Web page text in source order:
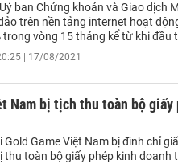
ban Chứng khoán và Giao dịch
trên nền tảng internet hoạt
trong vòng 15 tháng kể từ khi đầu
| 17/08/2021
Nam bị tịch thu toàn bộ
Game Việt Nam bị đình chỉ
thu toàn bộ giấy phép kinh doanh